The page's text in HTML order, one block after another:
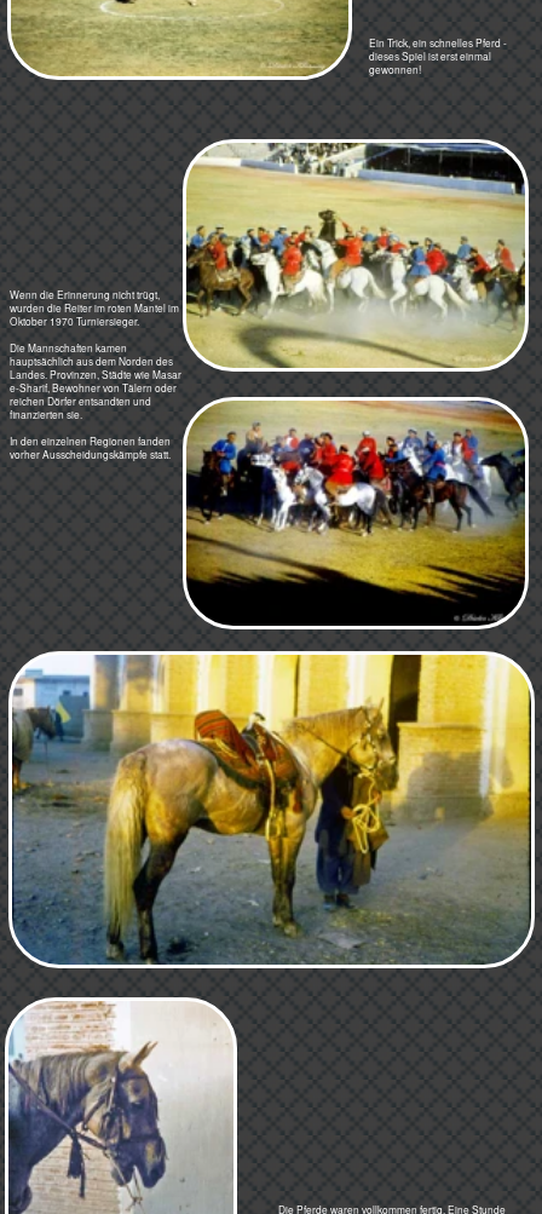
Kabul - Sport und Spiele: Die Parade zu Djeschen
Afghanistan Index
Home < Hundekampf Viehmarkt >